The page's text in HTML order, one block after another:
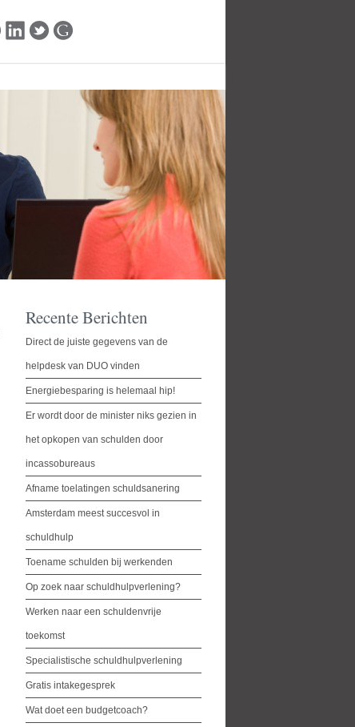
Recente Berichten
Direct de juiste gegevens van de
helpdesk van DUO vinden
Energiebesparing is helemaal hip!
Er wordt door de minister niks gezien in
het opkopen van schulden door
incassobureaus
Afname toelatingen schuldsanering
Amsterdam meest succesvol in
schuldhulp
Toename schulden bij werkenden
Op zoek naar schuldhulpverlening?
Werken naar een schuldenvrije
toekomst
Specialistische schuldhulpverlening
Gratis intakegesprek
Wat doet een budgetcoach?